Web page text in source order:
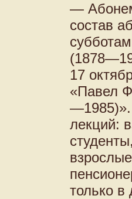
—
состав
17
«Павел
—1985)».
лекций:
только в